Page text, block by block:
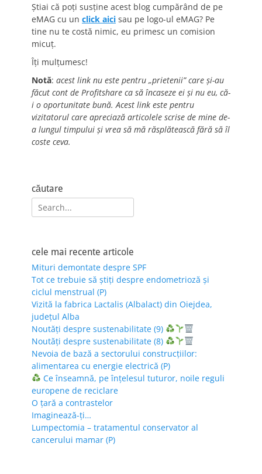
Știai că poți susține acest blog cumpărând de pe
eMAG cu un click aici sau pe logo-ul eMAG? Pe
tine nu te costă nimic, eu primesc un comision
micuț.
Îți mulțumesc!
Notă: acest link nu este pentru „prietenii” care și-au
făcut cont de Profitshare ca să încaseze ei și nu eu, că-
i o oportunitate bună. Acest link este pentru
vizitatorul care apreciază articolele scrise de mine de-
a lungul timpului și vrea să mă răsplătească fără să îl
coste ceva.
căutare
Search
for:
cele mai recente articole
Mituri demontate despre SPF
Tot ce trebuie să știți despre endometrioză și
ciclul menstrual (P)
Vizită la fabrica Lactalis (Albalact) din Oiejdea,
județul Alba
Noutăți despre sustenabilitate (9)
Noutăți despre sustenabilitate (8)
Nevoia de bază a sectorului construcțiilor:
alimentarea cu energie electrică (P)
Ce înseamnă, pe înțelesul tuturor, noile reguli
europene de reciclare
O țară a contrastelor
Imaginează-ți…
Lumpectomia – tratamentul conservator al
cancerului mamar (P)